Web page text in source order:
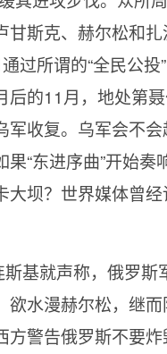
甘斯克、赫尔松和
过所谓的“全民公投”
后的11月，地处第
军收复。乌军会不
果“东进序曲”开始奏
大坝？世界媒体曾
基就声称，俄罗斯
欲水漫赫尔松，继
方警告俄罗斯不要